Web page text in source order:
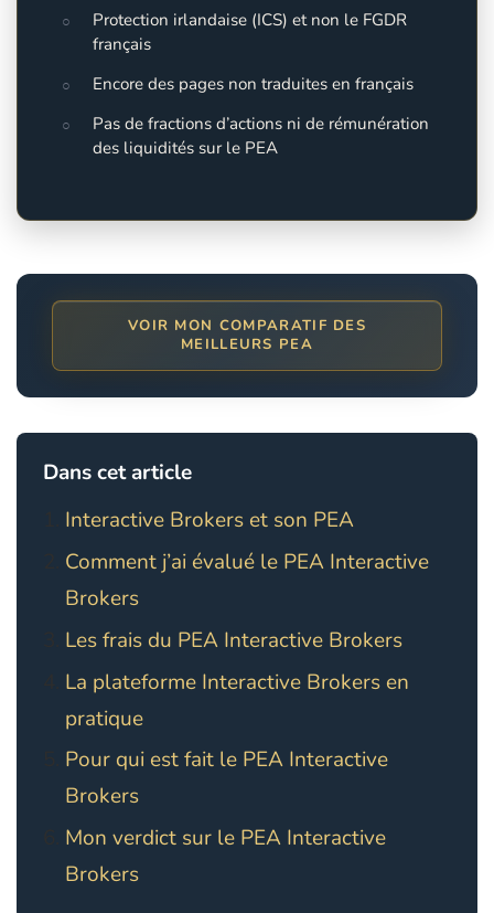
Protection irlandaise (ICS) et non le FGDR
français
Encore des pages non traduites en français
Pas de fractions d’actions ni de rémunération
des liquidités sur le PEA
VOIR MON COMPARATIF DES
MEILLEURS PEA
Dans cet article
Interactive Brokers et son PEA
Comment j’ai évalué le PEA Interactive
Brokers
Les frais du PEA Interactive Brokers
La plateforme Interactive Brokers en
pratique
Pour qui est fait le PEA Interactive
Brokers
Mon verdict sur le PEA Interactive
Brokers